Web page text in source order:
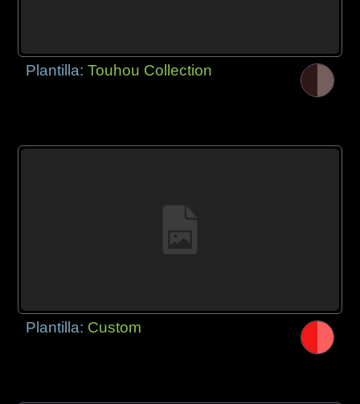
Plantilla:Touhou Collection
Plantilla: Custom